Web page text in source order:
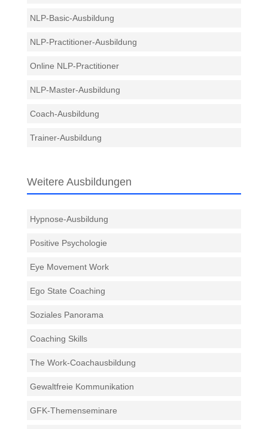
NLP-Basic-Ausbildung
NLP-Practitioner-Ausbildung
Online NLP-Practitioner
NLP-Master-Ausbildung
Coach-Ausbildung
Trainer-Ausbildung
Weitere Ausbildungen
Hypnose-Ausbildung
Positive Psychologie
Eye Movement Work
Ego State Coaching
Soziales Panorama
Coaching Skills
The Work-Coachausbildung
Gewaltfreie Kommunikation
GFK-Themenseminare